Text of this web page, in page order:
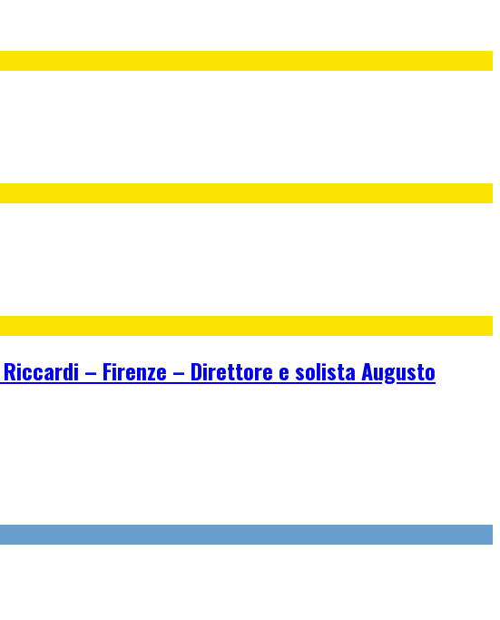
Riccardi – Firenze – Direttore e solista Augusto